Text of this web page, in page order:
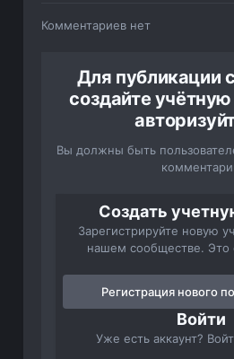
Комментариев нет
Для публикации
создайте
Вы должны быть
Создать
Зарегистрируйте новую
нашем сообществе. Это
Регистрация нового
Войти
Уже есть аккаунт?